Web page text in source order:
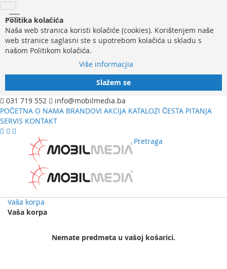
Politika kolačića
Naša web stranica koristi kolačiće (cookies). Korištenjem naše
web stranice saglasni ste s upotrebom kolačića u skladu s
našom Politikom kolačića.
Više informacjia
Slažem se
031 719 552
info@mobilmedia.ba
POČETNA O NAMA BRANDOVI AKCIJA KATALOZI ČESTA PITANJA
SERVIS KONTAKT
Pretraga
Vaša korpa
Vaša korpa
Nemate predmeta u vašoj košarici.